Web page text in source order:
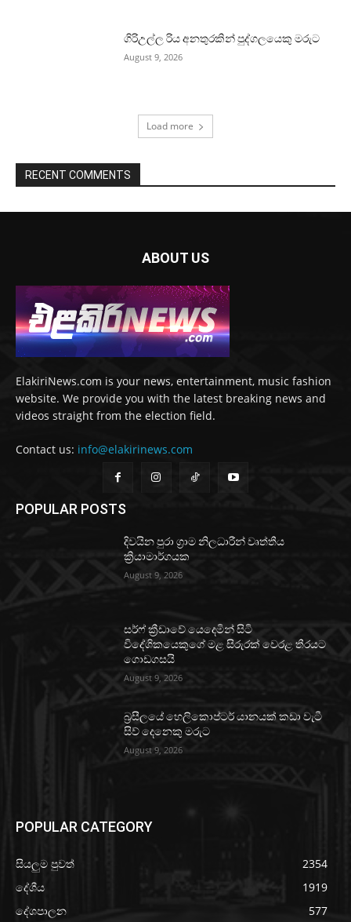
ගිරිඋල්ල රිය අනතුරකින් පුද්ගලයෙකු මරුට
August 9, 2026
Load more
RECENT COMMENTS
ABOUT US
ElakiriNews.com is your news, entertainment, music fashion
website. We provide you with the latest breaking news and
videos straight from the election field.
Contact us: info@elakirinews.com
POPULAR POSTS
දිවයින පුරා ග්‍රාම නිලධාරීන් වෘත්තීය
ක්‍රියාමාර්ගයක
August 9, 2026
සර්ෆ් ක්‍රීඩාවේ යෙදෙමින් සිටි
විදේශිකයෙකුගේ මළ සිරුරක් වෙරළ තීරයට
ගොඩගසයි
August 9, 2026
බ්‍රසීලයේ හෙලිකොප්ටර් යානයක් කඩා වැටී
සිව් දෙනෙකු මරුට
August 9, 2026
POPULAR CATEGORY
සියලුම පුවත්
2354
දේශීය
1919
දේශපාලන
577